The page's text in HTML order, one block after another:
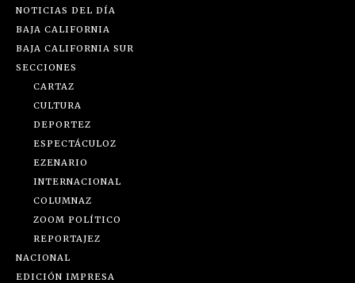
NOTICIAS DEL DÍA
BAJA CALIFORNIA
BAJA CALIFORNIA SUR
SECCIONES
CARTAZ
CULTURA
DEPORTEZ
ESPECTÁCULOZ
EZENARIO
INTERNACIONAL
COLUMNAZ
ZOOM POLÍTICO
REPORTAJEZ
NACIONAL
EDICIÓN IMPRESA